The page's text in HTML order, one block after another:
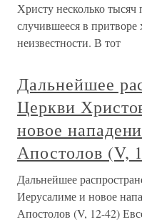
Христу несколько тысяч
случившееся в притворе
неизвестности. В тот
Дальнейшее
Церкви
новое
Апостолов (V,
Дальнейшее
Иерусалиме и новое
Апостолов (V, 12-42)